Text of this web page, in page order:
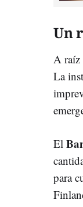
Un
A raíz
La
El
para